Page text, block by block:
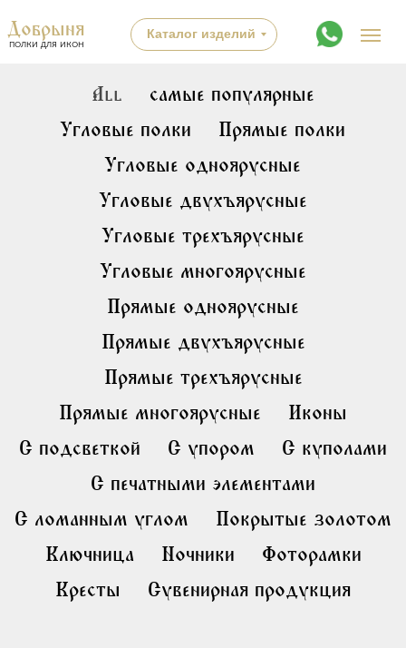
Добрыня
полки для икон
Каталог изделий
All
самые популярные
Угловые полки
Прямые полки
Угловые одноярусные
Угловые двухъярусные
Угловые трехъярусные
Угловые многоярусные
Прямые одноярусные
Прямые двухъярусные
Прямые трехъярусные
Прямые многоярусные
Иконы
С подсветкой
С упором
С куполами
С печатными элементами
С ломанным углом
Покрытые золотом
Ключница
Ночники
Фоторамки
Кресты
Сувенирная продукция